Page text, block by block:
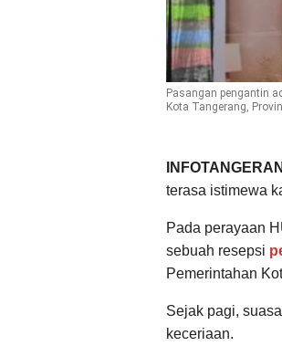
Pasangan pengantin
Kota Tangerang,
terasa istimewa
Pada perayaan
sebuah resepsi
Pemerintahan
Sejak pagi,
keceriaan.